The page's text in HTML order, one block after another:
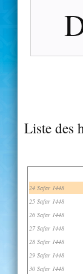
Liste des
24 Safar 1448
25 Safar 1448
26 Safar 1448
27 Safar 1448
28 Safar 1448
29 Safar 1448
30 Safar 1448